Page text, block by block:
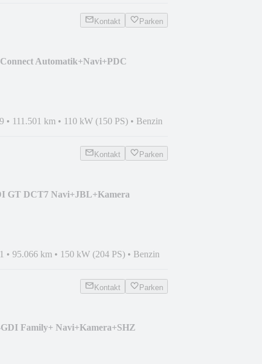
Kontakt Parken
Automatik+Navi+PDC
• 111.501 km • 110 kW (150 PS) • Benzin
Kontakt Parken
GT DCT7 Navi+JBL+Kamera
• 95.066 km • 150 kW (204 PS) • Benzin
Kontakt Parken
Family+ Navi+Kamera+SHZ